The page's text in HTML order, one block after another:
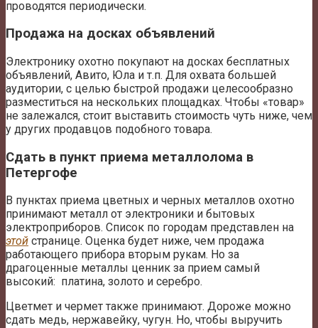
проводятся периодически.
Продажа на досках объявлений
Электронику охотно покупают на досках бесплатных
объявлений, Авито, Юла и т.п. Для охвата большей
аудитории, с целью быстрой продажи целесообразно
разместиться на нескольких площадках. Чтобы «товар»
не залежался, стоит выставить стоимость чуть ниже, чем
у других продавцов подобного товара.
Сдать в пункт приема металлолома в
Петергофе
В пунктах приема цветных и черных металлов охотно
принимают металл от электроники и бытовых
электроприборов. Список по городам представлен на
этой странице. Оценка будет ниже, чем продажа
работающего прибора вторым рукам. Но за
драгоценные металлы ценник за прием самый
высокий: платина, золото и серебро.
Цветмет и чермет также принимают. Дороже можно
сдать медь, нержавейку, чугун. Но, чтобы выручить